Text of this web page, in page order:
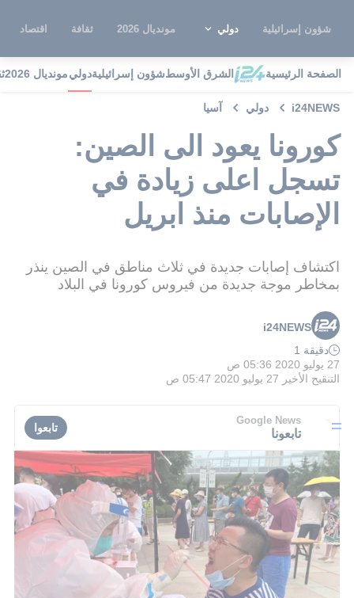
شؤون إسرائيلية دولي مونديال 2026 ثقافة اقتصاد
الصفحة الرئيسية الشرق الأوسطشؤون إسرائيليةدوليمونديال 2026
i24NEWS دولي آسيا
كورونا يعود الى الصين:
تسجل اعلى زيادة في
الإصابات منذ ابريل
اكتشاف إصابات جديدة في ثلاث مناطق في الصين ينذر
بمخاطر موجة جديدة من فيروس كورونا في البلاد
i24NEWS
دقيقة 1
27 يوليو 2020 05:36 ص
التنقيح الأخير 27 يوليو 2020 05:47 ص
Google News
تابعونا تابعوا